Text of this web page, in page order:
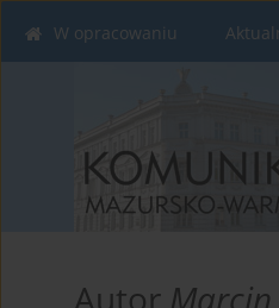
W opracowaniu
Autor Marcin